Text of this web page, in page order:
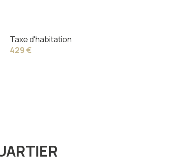
Taxe d'habitation
429 €